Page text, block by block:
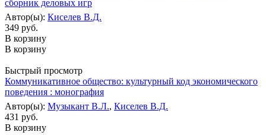
сборник деловых игр
Автор(ы): Киселев В.Д.
349 руб.
В корзину
В корзину
Быстрый просмотр
Коммуникативное общество: культурный код экономического
поведения : монография
Автор(ы): Музыкант В.Л., Киселев В.Д.
431 руб.
В корзину